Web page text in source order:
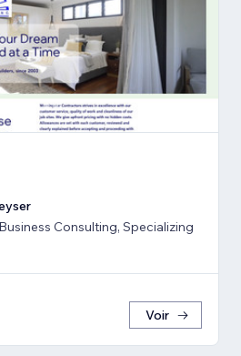
Consulting, Specializing
Voir